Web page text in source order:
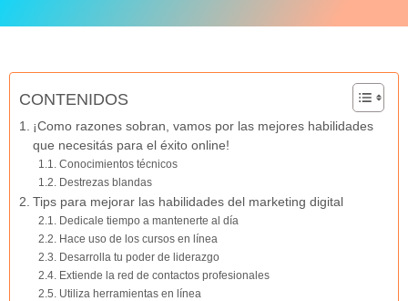
CONTENIDOS
¡Como razones sobran, vamos por las mejores habilidades
que necesitás para el éxito online!
Conocimientos técnicos
Destrezas blandas
Tips para mejorar las habilidades del marketing digital
Dedicale tiempo a mantenerte al día
Hace uso de los cursos en línea
Desarrolla tu poder de liderazgo
Extiende la red de contactos profesionales
Utiliza herramientas en línea